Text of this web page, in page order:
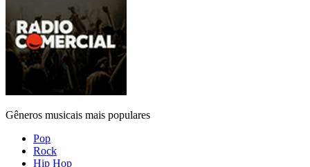
Gêneros musicais mais populares
Pop
Rock
Hip Hop